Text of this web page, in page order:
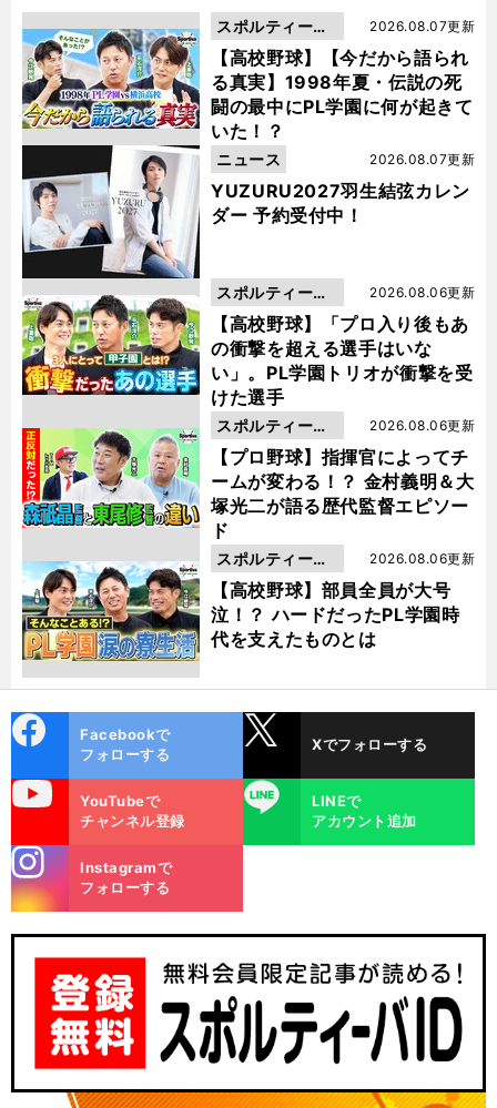
【高校野球】【今だから語られ
る真実】1998年夏・伝説の死
闘の最中にPL学園に何が起きて
いた！？
2026.08.07更新
スポルティーバ
動画
YUZURU2027羽生結弦カレン
ダー 予約受付中！
2026.08.07更新
ニュース
【高校野球】「プロ入り後もあ
の衝撃を超える選手はいな
い」。PL学園トリオが衝撃を受
けた選手
2026.08.06更新
スポルティーバ
動画
【プロ野球】指揮官によってチ
ームが変わる！？ 金村義明＆大
塚光二が語る歴代監督エピソー
ド
2026.08.06更新
スポルティーバ
動画
【高校野球】部員全員が大号
泣！？ ハードだったPL学園時
代を支えたものとは
2026.08.06更新
スポルティーバ
動画
ok
Facebookで
フォローする
Xでフォローする
YouTubeで
チャンネル登録
LINE
LINEで
アカウント追加
m
Instagramで
フォローする